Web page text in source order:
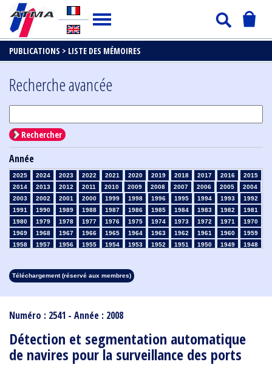
PUBLICATIONS > LISTE DES MÉMOIRES
Numéro : 2541 - Année : 2008
Détection et segmentation automatique
de navires pour la surveillance des ports
Recherche avancée
Rechercher
Année
2025 2024 2023 2022 2021 2020 2019 2018 2017 2016
2015
2014
2013 2012 2011 2010 2009 2008 2007 2006 2005
2004
2003
2002 2001 2000 1999 1998 1996 1995 1994 1993
1992
1991
1990 1989 1988 1987 1986 1985 1984 1983 1982
1981
1980
1979 1978 1977 1976 1975 1974 1973 1972 1971
1970
1969
1968 1967 1966 1965 1964 1963 1962 1961 1960
1959
1958
1957 1956 1955 1954 1953 1952 1951 1950 1949
1948
1913
1912 1911 1910 1909 1908
Téléchargement (réservé aux membres)